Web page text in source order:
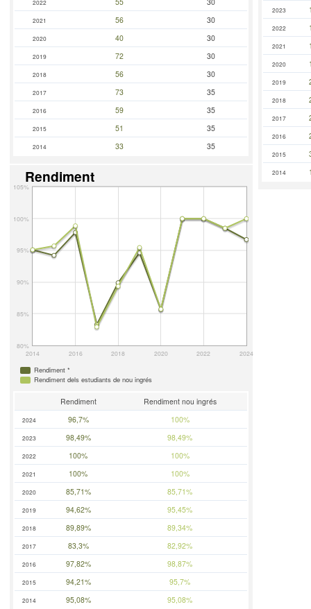
2023
2022
2021
2020
2019
2018
2017
2016
2015
2014
2022
2021 56 30
2020 40 30
2019 72 30
2018 56 30
2017 73 35
2016 59 35
2015 51 35
2014 33 35
Rendiment
2014 2016 2018 2020 2022 2024
80%
85%
90%
95%
100%
105%
Rendiment *
Rendiment dels estudiants de nou ingrés
Rendiment Rendiment nou ingrés
2024 96,7% 100%
2023 98,49% 98,49%
2022 100% 100%
2021 100% 100%
2020 85,71% 85,71%
2019 94,62% 95,45%
2018 89,89% 89,34%
2017 83,3% 82,92%
2016 97,82% 98,87%
2015 94,21% 95,7%
2014 95,08%
95,08%